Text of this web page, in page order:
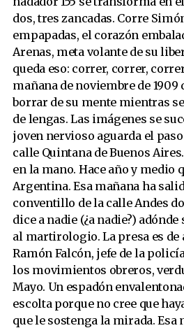
dos, tres zancadas. Corre
empapadas, el corazón
Arenas, meta volante de su
queda eso: correr, correr,
mañana de noviembre de 1909
borrar de su mente mientras
de lengas. Las imágenes se
joven nervioso aguarda el
calle Quintana de Buenos
en la mano. Hace año y medio
Argentina. Esa mañana ha
conventillo de la calle Andes
dice a nadie (¿a nadie?)
al martirologio. La presa es de
Ramón Falcón, jefe de la
los movimientos obreros,
Mayo. Un espadón
escolta porque no cree que
que le sostenga la mirada. Esa